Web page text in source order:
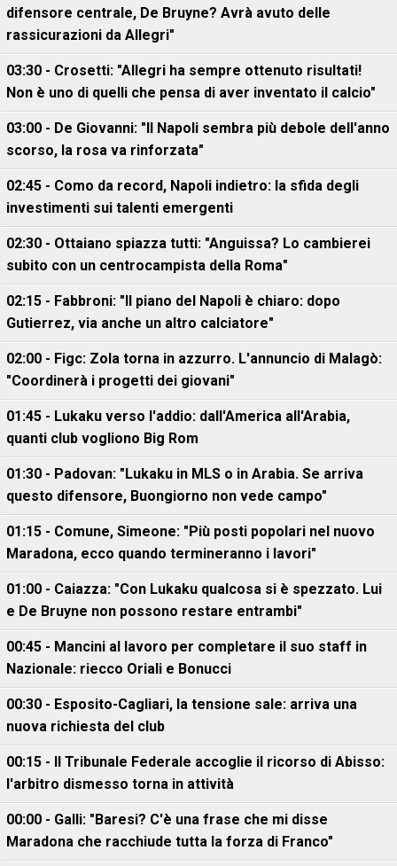
difensore centrale, De Bruyne? Avrà avuto delle
rassicurazioni da Allegri"
03:30 - Crosetti: "Allegri ha sempre ottenuto risultati!
Non è uno di quelli che pensa di aver inventato il calcio"
03:00 - De Giovanni: "Il Napoli sembra più debole dell'anno
scorso, la rosa va rinforzata"
02:45 - Como da record, Napoli indietro: la sfida degli
investimenti sui talenti emergenti
02:30 - Ottaiano spiazza tutti: "Anguissa? Lo cambierei
subito con un centrocampista della Roma"
02:15 - Fabbroni: "Il piano del Napoli è chiaro: dopo
Gutierrez, via anche un altro calciatore"
02:00 - Figc: Zola torna in azzurro. L'annuncio di Malagò:
"Coordinerà i progetti dei giovani"
01:45 - Lukaku verso l'addio: dall'America all'Arabia,
quanti club vogliono Big Rom
01:30 - Padovan: "Lukaku in MLS o in Arabia. Se arriva
questo difensore, Buongiorno non vede campo"
01:15 - Comune, Simeone: "Più posti popolari nel nuovo
Maradona, ecco quando termineranno i lavori"
01:00 - Caiazza: "Con Lukaku qualcosa si è spezzato. Lui
e De Bruyne non possono restare entrambi"
00:45 - Mancini al lavoro per completare il suo staff in
Nazionale: riecco Oriali e Bonucci
00:30 - Esposito-Cagliari, la tensione sale: arriva una
nuova richiesta del club
00:15 - Il Tribunale Federale accoglie il ricorso di Abisso:
l'arbitro dismesso torna in attività
00:00 - Galli: "Baresi? C'è una frase che mi disse
Maradona che racchiude tutta la forza di Franco"